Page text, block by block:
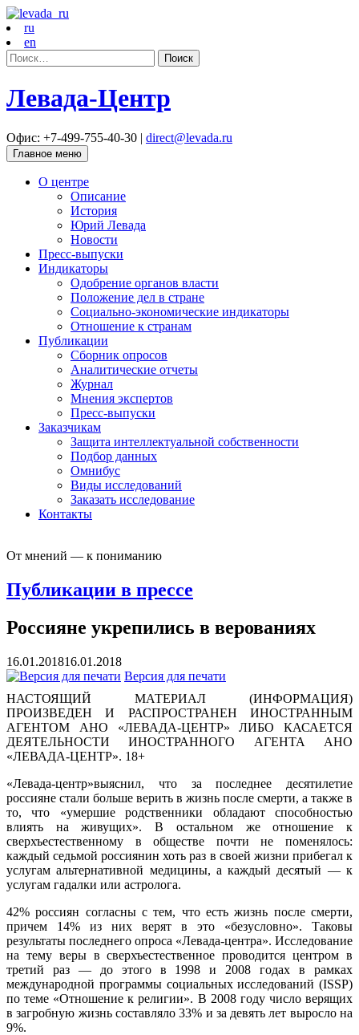
ru
en
Найти:
Левада-Центр
Офис: +7-499-755-40-30 | direct@levada.ru
Главное меню
О центре
Описание
История
Юрий Левада
Новости
Пресс-выпуски
Индикаторы
Одобрение органов власти
Положение дел в стране
Социально-экономические индикаторы
Отношение к странам
Публикации
Сборник опросов
Аналитические отчеты
Журнал
Мнения экспертов
Пресс-выпуски
Заказчикам
Защита интеллектуальной собственности
Подбор данных
Омнибус
Виды исследований
Заказать исследование
Контакты
От мнений — к пониманию
Публикации в прессе
Россияне укрепились в верованиях
16.01.201816.01.2018
Версия для печати
НАСТОЯЩИЙ МАТЕРИАЛ (ИНФОРМАЦИЯ)
ПРОИЗВЕДЕН И РАСПРОСТРАНЕН ИНОСТРАННЫМ
АГЕНТОМ АНО «ЛЕВАДА-ЦЕНТР» ЛИБО КАСАЕТСЯ
ДЕЯТЕЛЬНОСТИ ИНОСТРАННОГО АГЕНТА АНО
«ЛЕВАДА-ЦЕНТР». 18+
«Левада-центр»выяснил, что за последнее десятилетие
россияне стали больше верить в жизнь после смерти, а также в
то, что «умершие родственники обладают способностью
влиять на живущих». В остальном же отношение к
сверхъестественному в обществе почти не поменялось:
каждый седьмой россиянин хоть раз в своей жизни прибегал к
услугам альтернативной медицины, а каждый десятый — к
услугам гадалки или астролога.
42% россиян согласны с тем, что есть жизнь после смерти,
причем 14% из них верят в это «безусловно». Таковы
результаты последнего опроса «Левада-центра». Исследование
на тему веры в сверхъестественное проводится центром в
третий раз — до этого в 1998 и 2008 годах в рамках
международной программы социальных исследований (ISSP)
по теме «Отношение к религии». В 2008 году число верящих
в загробную жизнь составляло 33% и за девять лет выросло на
9%.